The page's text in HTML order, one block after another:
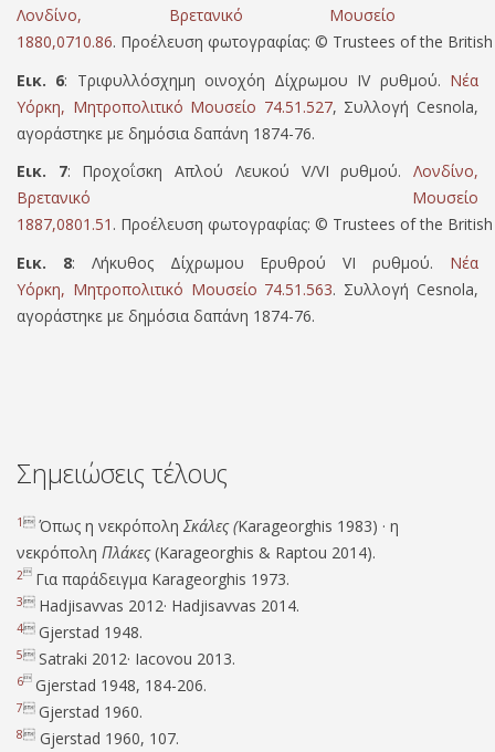
Λονδίνο, Βρετανικό Μουσείο
1880,0710.86. Προέλευση φωτογραφίας: © Trustees of the
Εικ. 6: Τριφυλλόσχημη οινοχόη Δίχρωμου ΙV ρυθμού. Νέα
Υόρκη, Μητροπολιτικό Μουσείο 74.51.527, Συλλογή Cesnola,
αγοράστηκε με δημόσια δαπάνη 1874-76.
Εικ. 7: Προχοΐσκη Απλού Λευκού V/VI ρυθμού.Λονδίνο,
Βρετανικό Μουσείο
1887,0801.51 . Προέλευση φωτογραφίας: © Trustees of the
Εικ. 8: Λήκυθος Δίχρωμου Ερυθρού VI ρυθμού. Νέα
Υόρκη, Μητροπολιτικό Μουσείο 74.51.563. Συλλογή Cesnola,
αγοράστηκε με δημόσια δαπάνη 1874-76.
Σημειώσεις τέλους
1 Όπως η νεκρόπολη Σκάλες (Karageorghis 1983) · η
νεκρόπολη Πλάκες(Karageorghis & Raptou 2014).
2 Για παράδειγμα Karageorghis 1973.
3 Hadjisavvas 2012· Hadjisavvas 2014.
4 Gjerstad 1948.
5 Satraki 2012· Iacovou 2013.
6 Gjerstad 1948, 184-206.
7 Gjerstad 1960.
8 Gjerstad 1960, 107.